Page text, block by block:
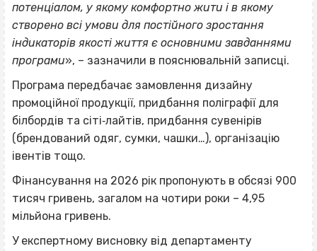
потенціалом, у якому комфортно жити і в якому
створено всі умови для постійного зростання
індикаторів якості життя є основними завданнями
програми», – зазначили в пояснювальній записці.
Програма передбачає замовлення дизайну
промоційної продукції, придбання поліграфії для
білбордів та сіті‐лайтів, придбання сувенірів
(брендований одяг, сумки, чашки…), організацію
івентів тощо.
Фінансування на 2026 рік пропонують в обсязі 900
тисяч гривень, загалом на чотири роки – 4,95
мільйона гривень.
У експертному висновку від департаменту